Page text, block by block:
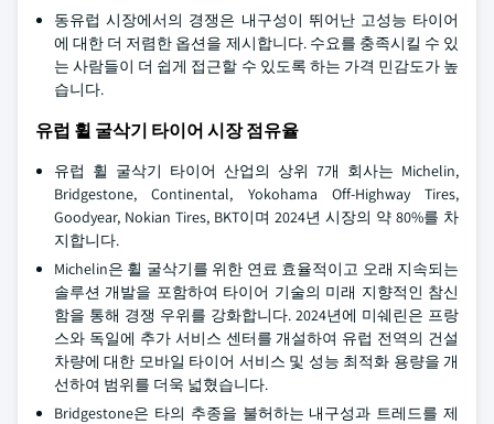
동유럽 시장에서의 경쟁은 내구성이 뛰어난 고성능 타이어
에 대한 더 저렴한 옵션을 제시합니다. 수요를 충족시킬 수 있
는 사람들이 더 쉽게 접근할 수 있도록 하는 가격 민감도가 높
습니다.
유럽 휠 굴삭기 타이어 시장 점유율
유럽 휠 굴삭기 타이어 산업의 상위 7개 회사는 Michelin,
Bridgestone, Continental, Yokohama Off-Highway Tires,
Goodyear, Nokian Tires, BKT이며 2024년 시장의 약 80%를 차
지합니다.
Michelin은 휠 굴삭기를 위한 연료 효율적이고 오래 지속되는
솔루션 개발을 포함하여 타이어 기술의 미래 지향적인 참신
함을 통해 경쟁 우위를 강화합니다. 2024년에 미쉐린은 프랑
스와 독일에 추가 서비스 센터를 개설하여 유럽 전역의 건설
차량에 대한 모바일 타이어 서비스 및 성능 최적화 용량을 개
선하여 범위를 더욱 넓혔습니다.
Bridgestone은 타의 추종을 불허하는 내구성과 트레드를 제